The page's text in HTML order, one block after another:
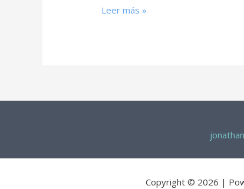
Leer más »
Copyright © 2026 |